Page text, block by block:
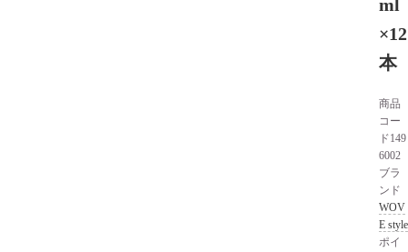
ml
×12
本
商品
コー
ド149
6002
ブラ
ンド
WOV
E style
ポイ